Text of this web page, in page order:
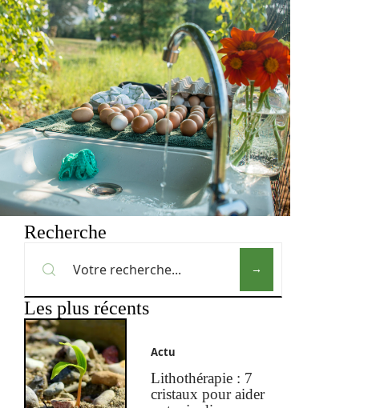
Recherche
Les plus récents
Actu
Lithothérapie : 7
cristaux pour aider